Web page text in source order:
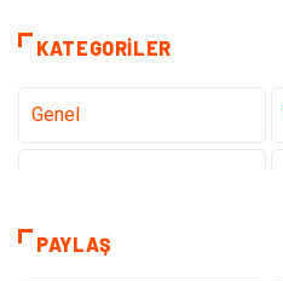
KATEGORILER
Genel
Dekorasyon
PAYLAŞ